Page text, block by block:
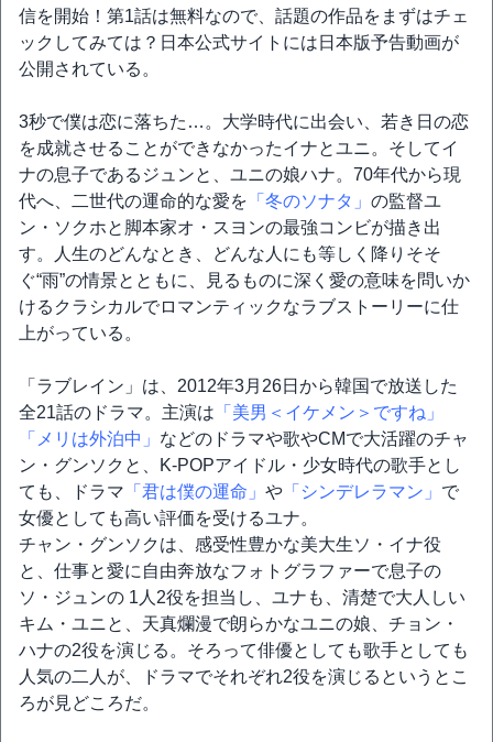
信を開始！第1話は無料なので、話題の作品をまずはチェ
ックしてみては？日本公式サイトには日本版予告動画が
公開されている。
3秒で僕は恋に落ちた…。大学時代に出会い、若き日の恋
を成就させることができなかったイナとユニ。そしてイ
ナの息子であるジュンと、ユニの娘ハナ。70年代から現
代へ、二世代の運命的な愛を 「冬のソナタ」 の監督ユ
ン・ソクホと脚本家オ・スヨンの最強コンビが描き出
す。人生のどんなとき、どんな人にも等しく降りそそ
ぐ“雨”の情景とともに、見るものに深く愛の意味を問いか
けるクラシカルでロマンティックなラブストーリーに仕
上がっている。
「ラブレイン」は、2012年3月26日から韓国で放送した
全21話のドラマ。主演は 「美男＜イケメン＞ですね」
「メリは外泊中」 などのドラマや歌やCMで大活躍のチャ
ン・グンソクと、K-POPアイドル・少女時代の歌手とし
ても、ドラマ 「君は僕の運命」 や 「シンデレラマン」 で
女優としても高い評価を受けるユナ。
チャン・グンソクは、感受性豊かな美大生ソ・イナ役
と、仕事と愛に自由奔放なフォトグラファーで息子の
ソ・ジュンの 1人2役を担当し、ユナも、清楚で大人しい
キム・ユニと、天真爛漫で朗らかなユニの娘、チョン・
ハナの2役を演じる。そろって俳優としても歌手としても
人気の二人が、ドラマでそれぞれ2役を演じるというとこ
ろが見どころだ。